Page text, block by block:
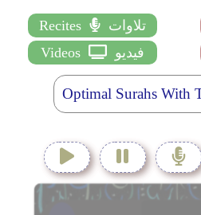
Recites تلاوات
Videos
فيديو